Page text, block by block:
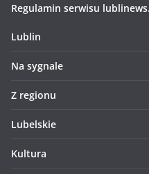
Regulamin serwisu
Lublin
Na sygnale
Z regionu
Lubelskie
Kultura